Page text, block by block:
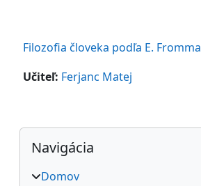
Filozofia človeka podľa E. Fromma
Učiteľ: Ferjanc Matej
Bloky
Preskočiť Navigácia
Navigácia
Domov